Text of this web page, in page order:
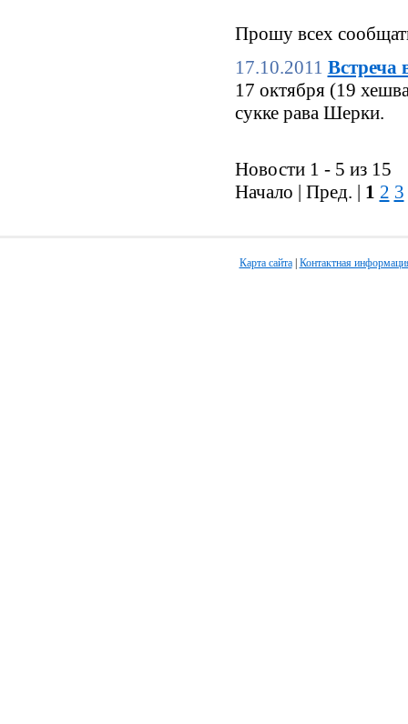
Прошу всех
17.10.2011 Встреча
17 октября (19
сукке рава Шерки.
Новости 1 - 5 из 15
Начало | Пред. | 1 2 3
Карта сайта| Контактная